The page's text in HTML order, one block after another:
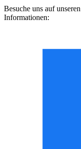
Besuche uns auf
Informationen: